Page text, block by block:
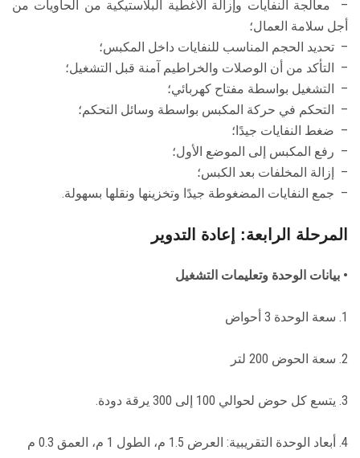
– معالجة النفايات وإزالة الأغطية البلاستيكية من الحاويات من
أجل سلامة العمال؛
– تحديد الحجم المناسب للنفايات داخل المكبس؛
– التأكد من أن الوصلات والخراطيم آمنة قبل التشغيل؛
– التشغيل بواسطة مفتاح كهربائي؛
– التحكم في حركة المكبس بواسطة وسائل التحكم؛
– ضغط النفايات جيدًا؛
– رفع المكبس إلى الموضع الأول؛
– إزالة المخلفات بعد الكبس؛
– جمع النفايات المضغوطة جيدًا وتخزينها ونقلها بسهولة.
المرحلة الرابعة: إعادة التدوير
• بيانات الوحدة وتعليمات التشغيل
1. سعة الوحدة 3 أحواض
2. سعة الحوض 200 لتر
3. يتسع كل حوض لحوالي 100 إلى 300 يرقة دودة.
4. أبعاد الوحدة التقريبية: العرض 1.5 م، الطول 1 م، العمق 0.3 م